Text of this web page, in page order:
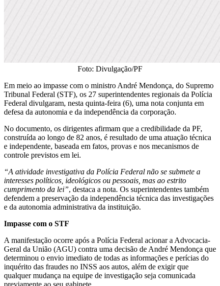
Foto: Divulgação/PF
Em meio ao impasse com o ministro André Mendonça, do Supremo
Tribunal Federal (STF), os 27 superintendentes regionais da Polícia
Federal divulgaram, nesta quinta-feira (6), uma nota conjunta em
defesa da autonomia e da independência da corporação.
No documento, os dirigentes afirmam que a credibilidade da PF,
construída ao longo de 82 anos, é resultado de uma atuação técnica
e independente, baseada em fatos, provas e nos mecanismos de
controle previstos em lei.
“A atividade investigativa da Polícia Federal não se submete a
interesses políticos, ideológicos ou pessoais, mas ao estrito
cumprimento da lei”, destaca a nota. Os superintendentes também
defendem a preservação da independência técnica das investigações
e da autonomia administrativa da instituição.
Impasse com o STF
A manifestação ocorre após a Polícia Federal acionar a Advocacia-
Geral da União (AGU) contra uma decisão de André Mendonça que
determinou o envio imediato de todas as informações e perícias do
inquérito das fraudes no INSS aos autos, além de exigir que
qualquer mudança na equipe de investigação seja comunicada
previamente ao seu gabinete.